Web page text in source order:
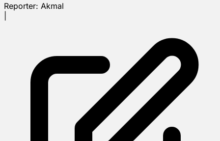
Reporter: Akmal